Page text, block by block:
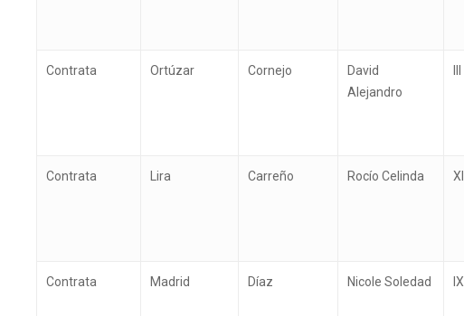
Contrata Ortúzar Cornejo
David
Alejandro
Contrata Lira Carreño Rocío Celinda XI
Contrata Madrid Díaz Nicole Soledad IX